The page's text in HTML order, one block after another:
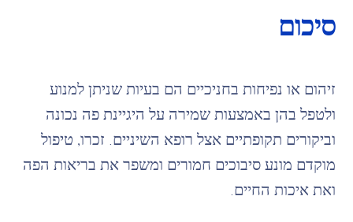
סיכום
זיהום או נפיחות בחניכיים הם בעיות שניתן למנוע
ולטפל בהן באמצעות שמירה על היגיינת פה נכונה
וביקורים תקופתיים אצל רופא השיניים. זכרו, טיפול
מוקדם מונע סיבוכים חמורים ומשפר את בריאות הפה
ואת איכות החיים.